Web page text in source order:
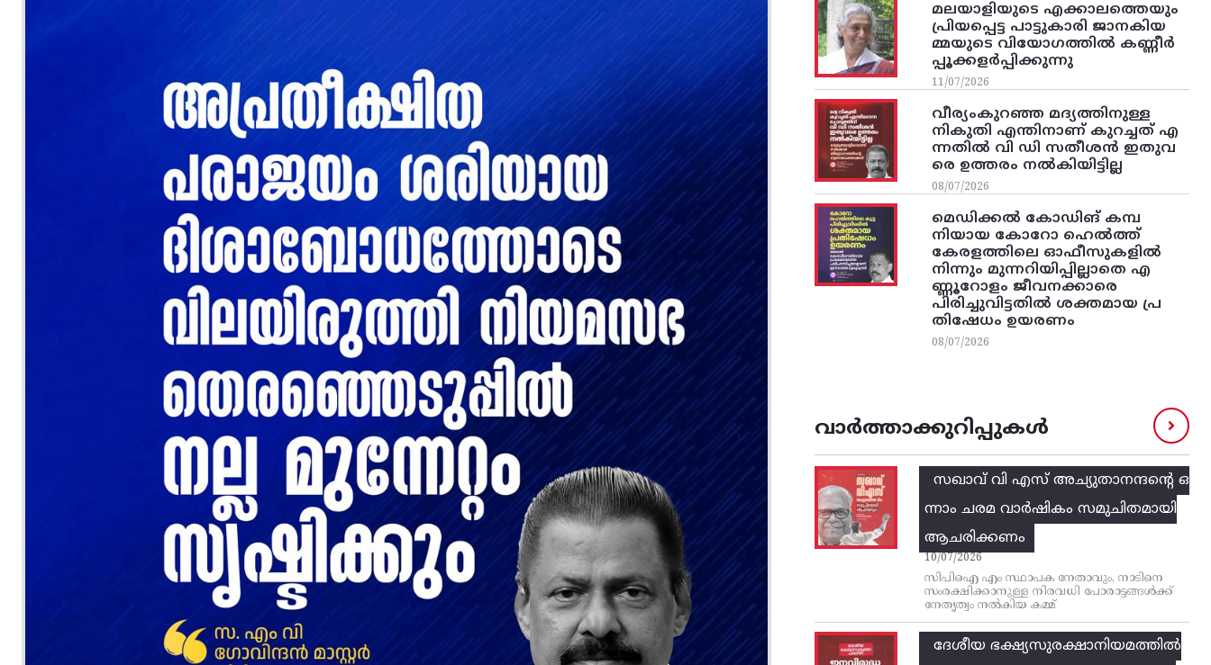
മലയാളിയുടെ എക്കാലത്തെയും
പ്രിയപ്പെട്ട പാട്ടുകാരി ജാനകിയ
മ്മയുടെ വിയോഗത്തിൽ കണ്ണീർ
പ്പൂക്കളർപ്പിക്കുന്നു
11/07/2026
വീര്യംകുറഞ്ഞ മദ്യത്തിനുള്ള
നികുതി എന്തിനാണ് കുറച്ചത് എ
ന്നതിൽ വി ഡി സതീശൻ ഇതുവ
രെ ഉത്തരം നൽകിയിട്ടില്ല
08/07/2026
മെഡിക്കൽ കോഡിങ് കമ്പ
നിയായ കോറോ ഹെൽത്ത്
കേരളത്തിലെ ഓഫീസുകളിൽ
നിന്നും മുന്നറിയിപ്പില്ലാതെ എ
ണ്ണൂറോളം ജീവനക്കാരെ
പിരിച്ചുവിട്ടതിൽ‌ ശക്തമായ പ്ര
തിഷേധം ഉയരണം
08/07/2026
വാർത്താക്കുറിപ്പുകൾ
സഖാവ് വി എസ്‌ അച്യുതാനന്ദന്റെ ഒ
ന്നാം ചരമ വാര്‍ഷികം സമുചിതമായി
ആചരിക്കണം
10/07/2026
സിപിഐ എം സ്ഥാപക നേതാവും, നാടിനെ
സംരക്ഷിക്കാനുള്ള നിരവധി പോരാട്ടങ്ങള്‍ക്ക്‌
നേതൃത്വം നല്‍കിയ കമ്മ്
ദേശീയ ഭക്ഷ്യസുരക്ഷാനിയമത്തിൽ